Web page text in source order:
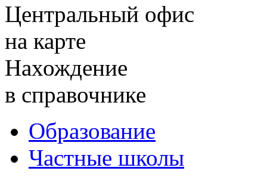
Центральный офис
на карте
Нахождение
в справочнике
Образование
Частные школы